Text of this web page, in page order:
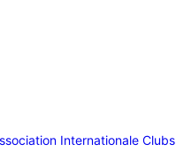
Internationale Clubs